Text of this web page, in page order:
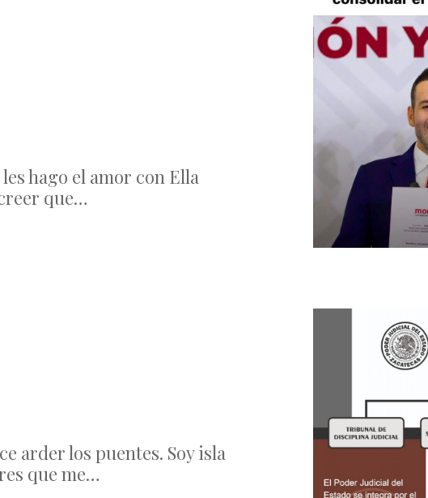
hago el amor con Ella
que…
arder los puentes. Soy isla
que me…